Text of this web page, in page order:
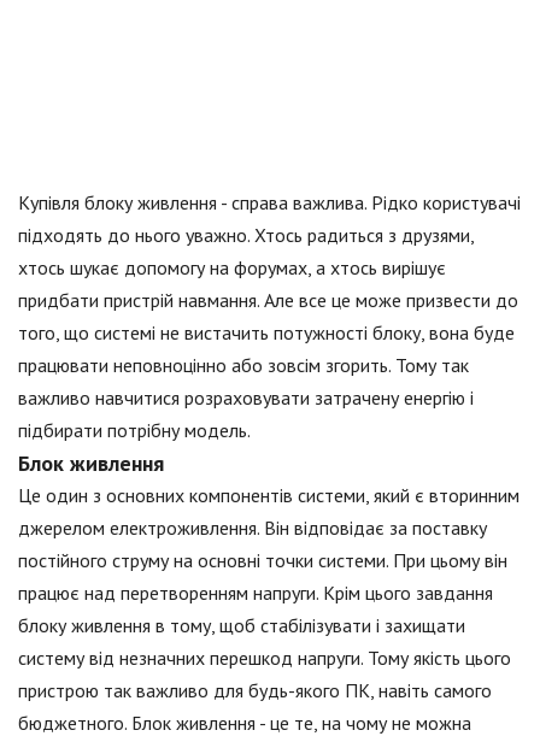
Купівля блоку живлення - справа важлива. Рідко користувачі
підходять до нього уважно. Хтось радиться з друзями,
хтось шукає допомогу на форумах, а хтось вирішує
придбати пристрій навмання. Але все це може призвести до
того, що системі не вистачить потужності блоку, вона буде
працювати неповноцінно або зовсім згорить. Тому так
важливо навчитися розраховувати затрачену енергію і
підбирати потрібну модель.
Блок живлення
Це один з основних компонентів системи, який є вторинним
джерелом електроживлення. Він відповідає за поставку
постійного струму на основні точки системи. При цьому він
працює над перетворенням напруги. Крім цього завдання
блоку живлення в тому, щоб стабілізувати і захищати
систему від незначних перешкод напруги. Тому якість цього
пристрою так важливо для будь-якого ПК, навіть самого
бюджетного. Блок живлення - це те, на чому не можна